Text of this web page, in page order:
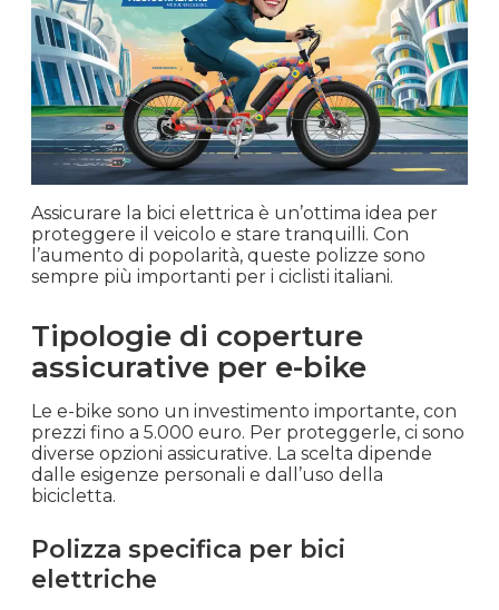
Assicurare la bici elettrica è un’ottima idea per
proteggere il veicolo e stare tranquilli. Con
l’aumento di popolarità, queste polizze sono
sempre più importanti per i ciclisti italiani.
Tipologie di coperture
assicurative per e-bike
Le e-bike sono un investimento importante, con
prezzi fino a 5.000 euro. Per proteggerle, ci sono
diverse opzioni assicurative. La scelta dipende
dalle esigenze personali e dall’uso della
bicicletta.
Polizza specifica per bici
elettriche